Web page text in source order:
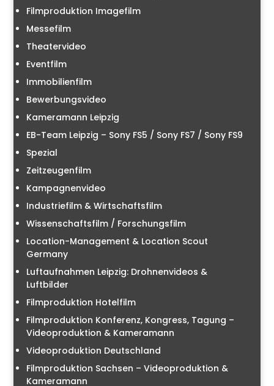
Filmproduktion Imagefilm
Messefilm
Theatervideo
Eventfilm
Immobilienfilm
Bewerbungsvideo
Kameramann Leipzig
EB-Team Leipzig – Sony FS5 / Sony FS7 / Sony FS9
Spezial
Zeitzeugenfilm
Kampagnenvideo
Industriefilm & Wirtschaftsfilm
Wissenschaftsfilm / Forschungsfilm
Location-Management & Location Scout
Germany
Luftaufnahmen Leipzig: Drohnenvideos &
Luftbilder
Filmproduktion Hotelfilm
Filmproduktion Konferenz, Kongress, Tagung –
Videoproduktion & Kameramann
Videoproduktion Deutschland
Filmproduktion Sachsen – Videoproduktion &
Kameramann